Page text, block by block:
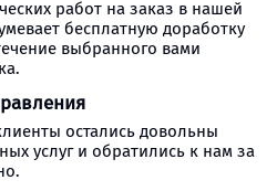
работ на заказ в нашей
бесплатную доработку
выбранного вами
остались довольны
услуг и обратились к нам за